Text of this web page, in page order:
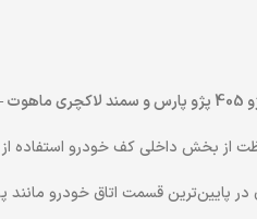
از بخش داخلی کف خودرو استفاده
در پایین‌ترین قسمت اتاق خودرو